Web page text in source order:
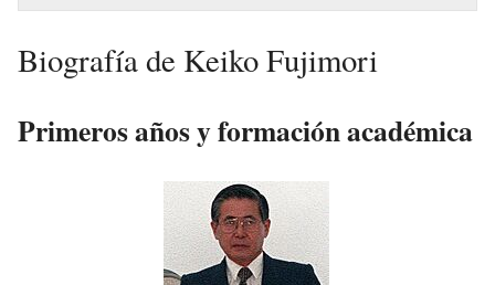
Biografía de Keiko Fujimori
Primeros años y formación académica